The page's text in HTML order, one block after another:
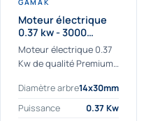
GAMAK
Moteur électrique
0.37 kw - 3000
Tr/min - 230/400V -
IE2
Moteur électrique 0.37
Kw de qualité Premium,
application. Notre
gamme de moteurs
Diamètre arbre14x30mm
Puissance
0.37 Kw